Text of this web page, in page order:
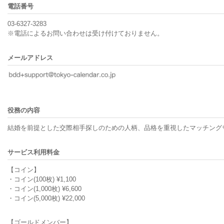
電話番号
03-6327-3283
※電話によるお問い合わせは受け付けておりません。
メールアドレス
役務の内容
結婚を前提とした交際相手探しのための人柄、品格を重視したマッチング
サービス利用料金
【コイン】
・コイン(100枚) ¥1,100
・コイン(1,000枚) ¥6,600
・コイン(5,000枚) ¥22,000
【ゴールドメンバー】